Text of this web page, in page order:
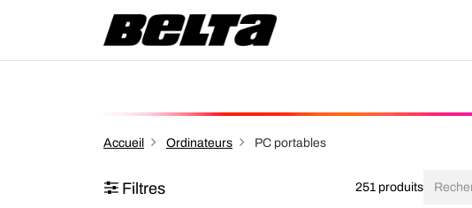
Accueil Ordinateurs PC portables
Filtres 251 produits